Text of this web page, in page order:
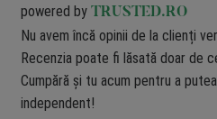
powered by TRUSTED.RO
Nu avem încă opinii de la clienți
Recenzia poate fi lăsată doar de
Cumpără și tu acum pentru a
independent!